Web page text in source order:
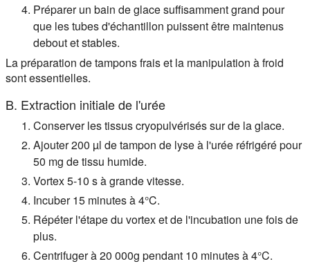
Préparer un bain de glace suffisamment grand pour
que les tubes d'échantillon puissent être maintenus
debout et stables.
La préparation de tampons frais et la manipulation à froid
sont essentielles.
B. Extraction initiale de l'urée
Conserver les tissus cryopulvérisés sur de la glace.
Ajouter 200 µl de tampon de lyse à l'urée réfrigéré pour
50 mg de tissu humide.
Vortex 5-10 s à grande vitesse.
Incuber 15 minutes à 4°C.
Répéter l'étape du vortex et de l'incubation une fois de
plus.
Centrifuger à 20 000g pendant 10 minutes à 4°C.